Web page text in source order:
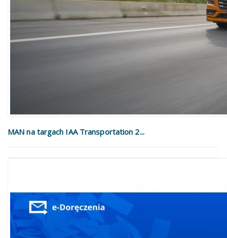
MAN na targach IAA Transportation 2...